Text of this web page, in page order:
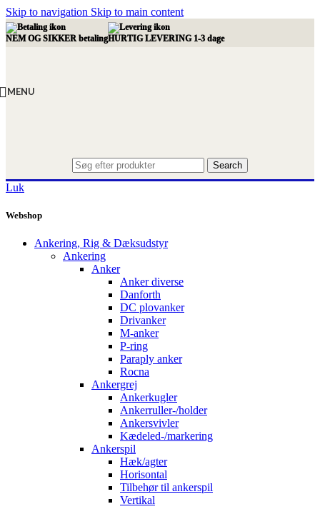
Skip to navigation Skip to main content
NEM OG SIKKER betalingHURTIG LEVERING 1-3 dage
MENU
Search
Luk
Webshop
Ankering, Rig & Dæksudstyr
Ankering
Anker
Anker diverse
Danforth
DC plovanker
Drivanker
M-anker
P-ring
Paraply anker
Rocna
Ankergrej
Ankerkugler
Ankerruller-/holder
Ankersvivler
Kædeled-/markering
Ankerspil
Hæk/agter
Horisontal
Tilbehør til ankerspil
Vertikal